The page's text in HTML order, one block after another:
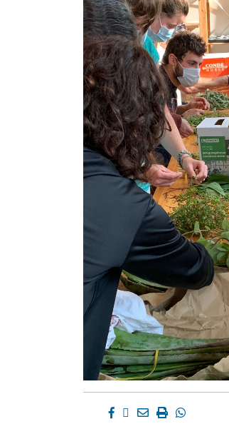
Facebook
Twitter
EmailImprimirWhatsapp